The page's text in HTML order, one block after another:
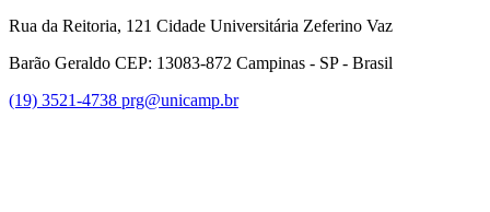
Rua da Reitoria, 121 Cidade Universitária Zeferino Vaz
Barão Geraldo CEP: 13083-872 Campinas - SP - Brasil
(19) 3521-4738 prg@unicamp.br